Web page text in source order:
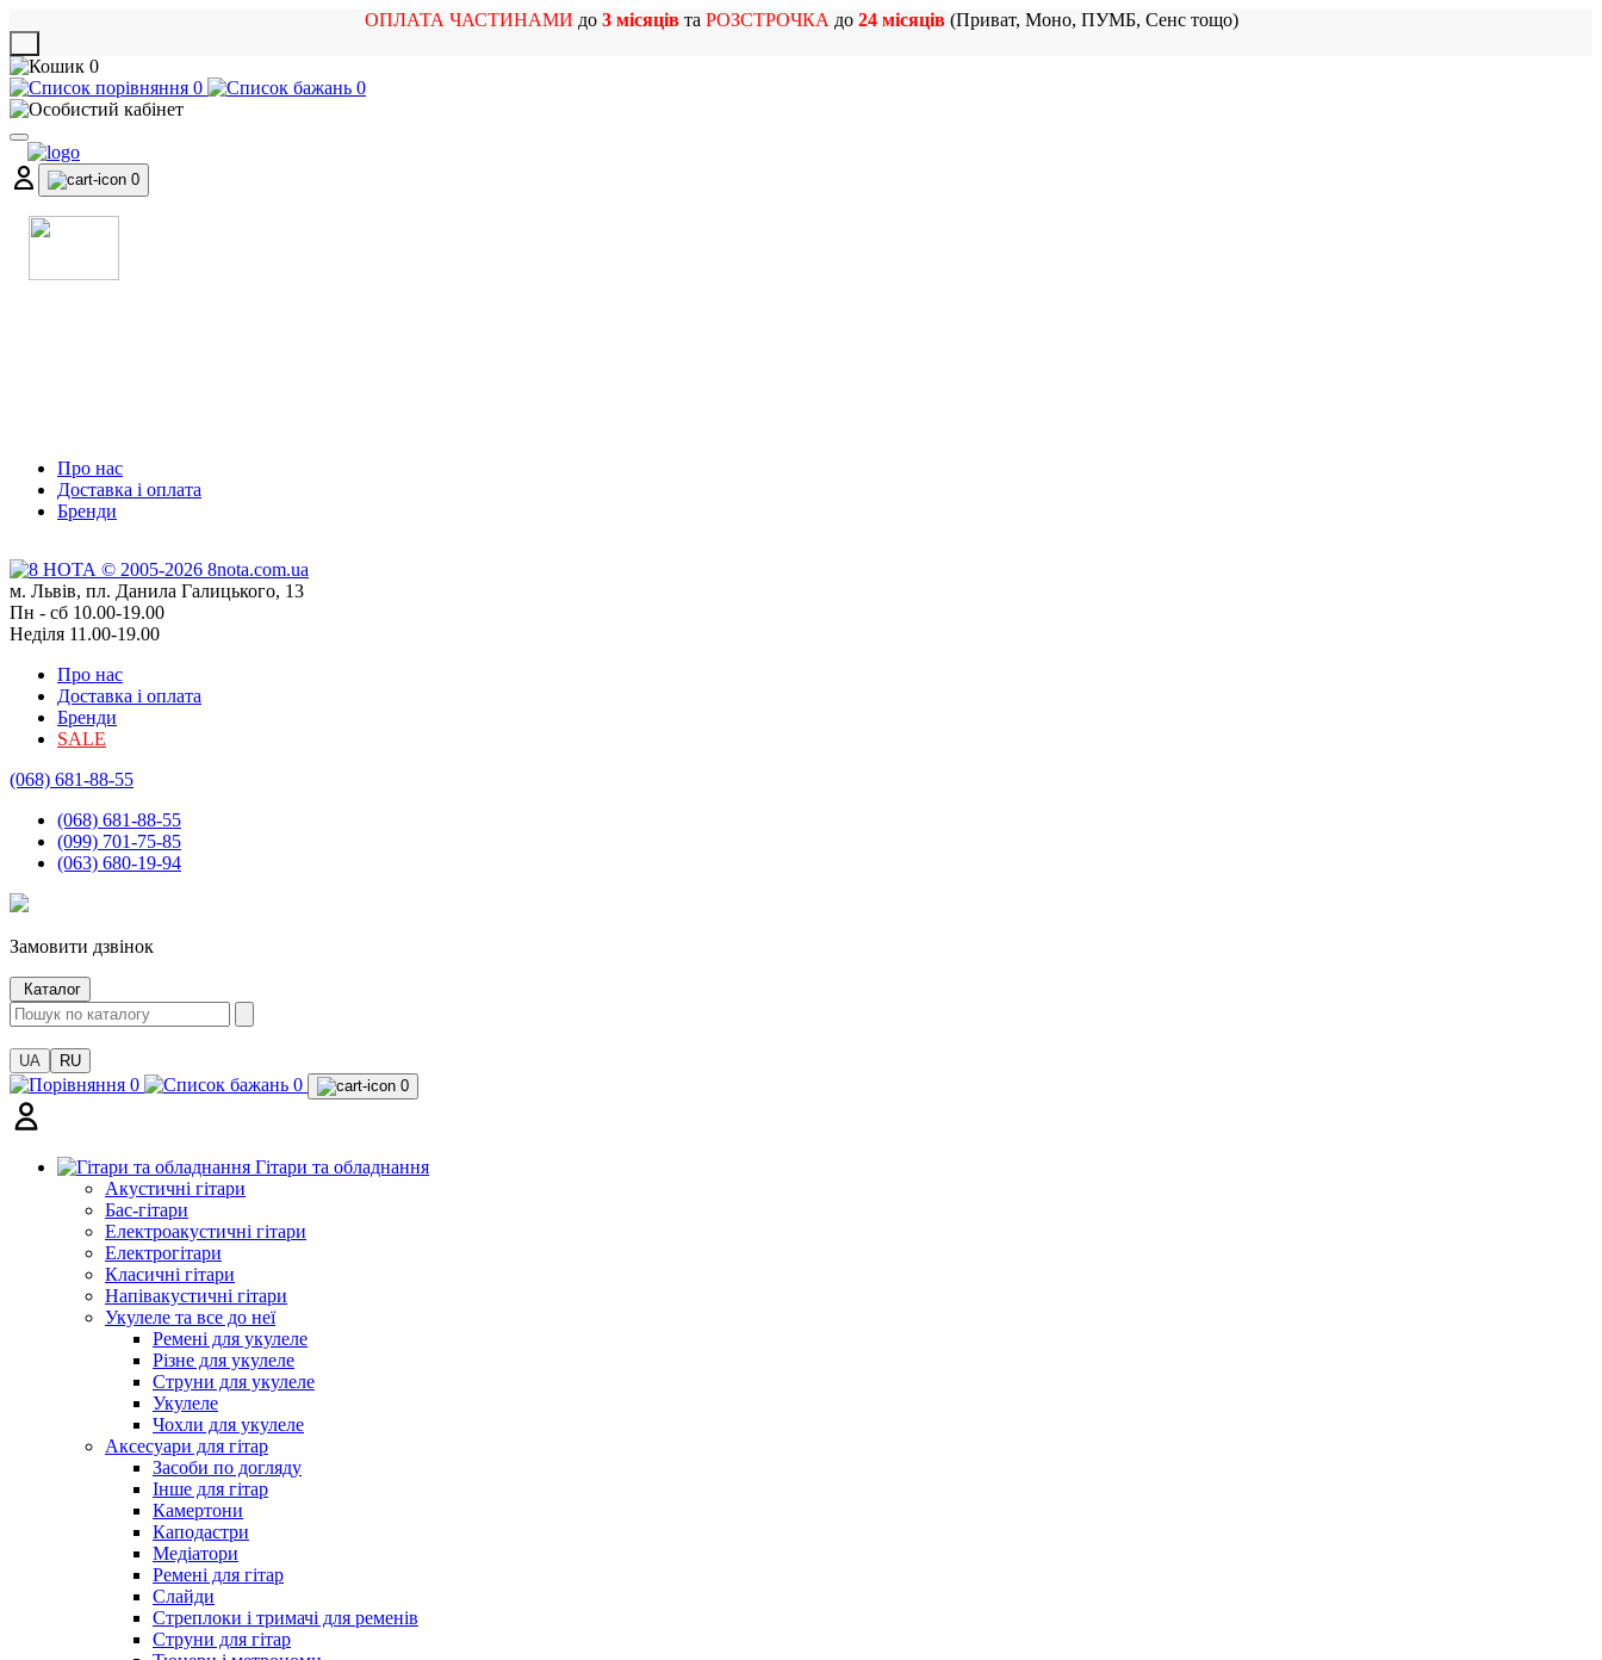
ОПЛАТА ЧАСТИНАМИ до 3 місяцівта РОЗСТРОЧКА до 24 місяців(Приват, Моно, ПУМБ, Сенс тощо)
0
0
0
0
Про нас
Доставка і оплата
Бренди
м. Львів, пл. Данила Галицького, 13
Пн - сб 10.00-19.00
Неділя 11.00-19.00
Про нас
Доставка і оплата
Бренди
SALE
(068) 681-88-55
(068) 681-88-55
(099) 701-75-85
(063) 680-19-94
Замовити дзвінок
Каталог
UA RU
0 0 0
Гітари та обладнання
Акустичні гітари
Бас-гітари
Електроакустичні гітари
Електрогітари
Класичні гітари
Напівакустичні гітари
Укулеле та все до неї
Ремені для укулеле
Різне для укулеле
Струни для укулеле
Укулеле
Чохли для укулеле
Аксесуари для гітар
Засоби по догляду
Інше для гітар
Камертони
Каподастри
Медіатори
Ремені для гітар
Слайди
Стреплоки і тримачі для ременів
Струни для гітар